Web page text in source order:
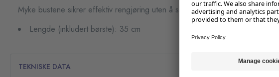
Myke bustene sikrer effektiv rengjøring uten å skade overflatene.
Lengde (inkludert børste): 35 cm
TEKNISKE DATA